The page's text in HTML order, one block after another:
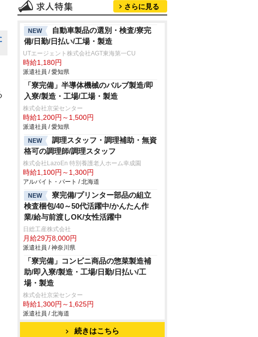
さらに見る
NEW
自動車製品の選別・検査/寮完
備/日勤/日払い/工場・製造
UTエージェント株式会社AGT東海第一CU
時給1,180円
派遣社員 / 愛知県
「寮完備」半導体機械のバルブ製造/即
入寮/製造・工場/工場・製造
株式会社京栄センター
時給1,200円～1,500円
派遣社員 / 愛知県
NEW
調理スタッフ・調理補助・無資
格可の調理師/調理スタッフ
株式会社LazoEn 特別養護老人ホーム幸成園
時給1,100円～1,300円
アルバイト・パート / 北海道
NEW
寮完備/プリンター部品の組立
検査梱包/40～50代活躍中/かんたん作
業/給与前渡しOK/女性活躍中
日総工産株式会社
月給29万8,000円
派遣社員 / 神奈川県
「寮完備」コンビニ商品の惣菜製造補
助/即入寮/製造・工場/日勤/日払い/工
場・製造
株式会社京栄センター
時給1,300円～1,625円
派遣社員 / 北海道
続きはこちら